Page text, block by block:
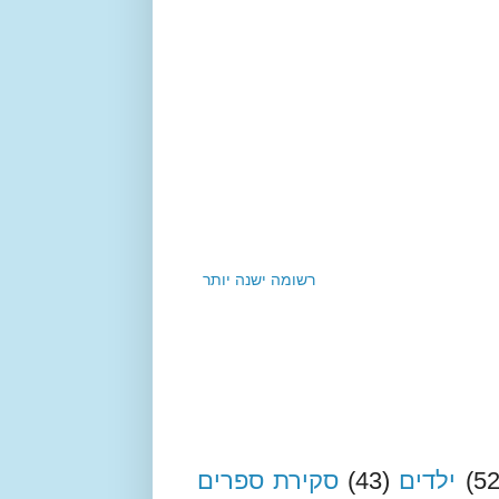
רשומה ישנה יותר
ילדים (43) סקירת ספרים